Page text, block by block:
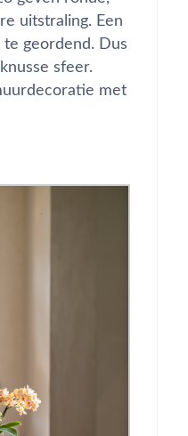
uitstraling. Een
geordend. Dus
sfeer.
met